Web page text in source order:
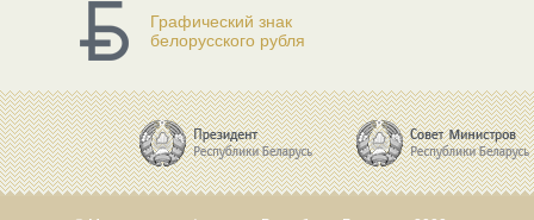
Графический знак
белорусского рубля